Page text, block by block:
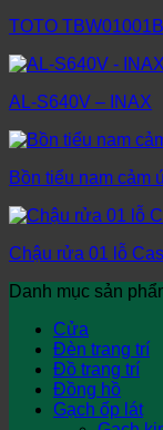
TOTO TBW01001B
AL-S640V – INAX
Bồn tiểu nam cảm
Chậu rửa 01 lỗ
Danh mục sản
Cửa
Đèn trang trí
Đồ trang trí
Đồng hồ
Gạch ốp lát